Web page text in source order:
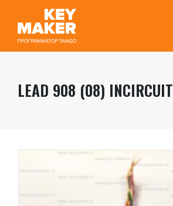
LEAD 908 (08) INCIRCUIT